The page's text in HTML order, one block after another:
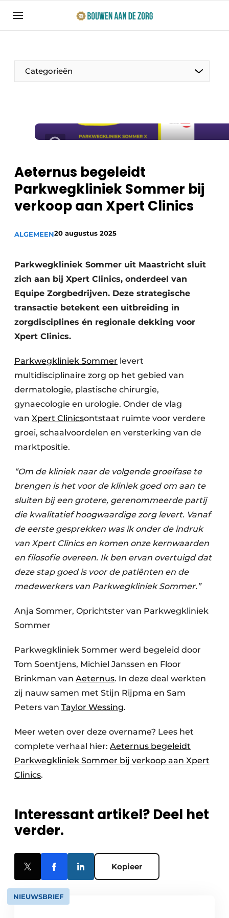
Aanmelden
Bedrijven
Bouwen aan de Zorg | Vakblad over bouw en
Jubileumboek
Meest gelezen
Nieuwsbrief
Podcasts
Vacature aanmelden
Vacatures
Video’s
Categorieën
Productinformatie
Ziekenhuizen
Woonzorg & Verpleeghuizen
Privéklinieken
Laboratoria
Aeternus begeleidt
Parkwegkliniek Sommer bij
verkoop aan Xpert Clinics
ALGEMEEN20 augustus 2025
Parkwegkliniek Sommer uit Maastricht sluit
zich aan bij Xpert Clinics, onderdeel van
Equipe Zorgbedrijven. Deze strategische
transactie betekent een uitbreiding in
zorgdisciplines én regionale dekking voor
Xpert Clinics.
Parkwegkliniek Sommer levert
multidisciplinaire zorg op het gebied van
dermatologie, plastische chirurgie,
gynaecologie en urologie. Onder de vlag
van Xpert Clinicsontstaat ruimte voor verdere
groei, schaalvoordelen en versterking van de
marktpositie.
“Om de kliniek naar de volgende groeifase te
brengen is het voor de kliniek goed om aan te
sluiten bij een grotere, gerenommeerde partij
die kwalitatief hoogwaardige zorg levert. Vanaf
de eerste gesprekken was ik onder de indruk
van Xpert Clinics en komen onze kernwaarden
en filosofie overeen. Ik ben ervan overtuigd dat
deze stap goed is voor de patiënten en de
medewerkers van Parkwegkliniek Sommer.”
Anja Sommer, Oprichtster van Parkwegkliniek
Sommer
Parkwegkliniek Sommer werd begeleid door
Tom Soentjens, Michiel Janssen en Floor
Brinkman van Aeternus. In deze deal werkten
zij nauw samen met Stijn Rijpma en Sam
Peters van Taylor Wessing.
Meer weten over deze overname? Lees het
complete verhaal hier: Aeternus begeleidt
Parkwegkliniek Sommer bij verkoop aan Xpert
Clinics.
Interessant artikel? Deel het
verder.
Kopieer
NIEUWSBRIEF